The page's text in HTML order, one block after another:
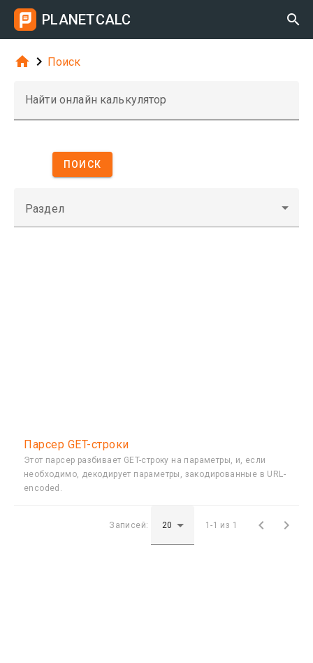
PLANETCALC 
  Поиск
Найти онлайн калькулятор
ПОИСК
Раздел
Парсер GET-строки
Этот парсер разбивает GET-строку на параметры, и, если
необходимо, декодирует параметры, закодированные в URL-
encoded.
Записей: 1-1 из 1  